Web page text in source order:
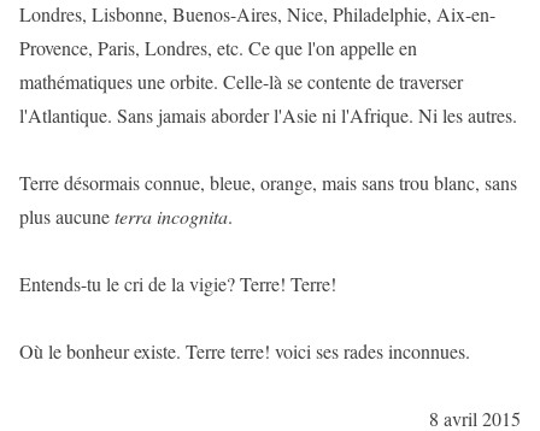
Londres, Lisbonne, Buenos-Aires, Nice, Philadelphie, Aix-en-
Provence, Paris, Londres, etc. Ce que l'on appelle en
mathématiques une orbite. Celle-là se contente de traverser
l'Atlantique. Sans jamais aborder l'Asie ni l'Afrique. Ni les autres.
Terre désormais connue, bleue, orange, mais sans trou blanc, sans
plus aucuneterra incognita.
Entends-tu le cri de la vigie? Terre! Terre!
Où le bonheur existe. Terre terre! voici ses rades inconnues.
8 avril 2015